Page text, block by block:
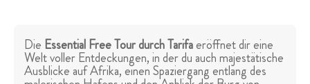
Die Essential Free Tour durch Tarifaeröffnet dir eine
Welt voller Entdeckungen, in der du auch majestätische
Ausblicke auf Afrika, einen Spaziergang entlang des